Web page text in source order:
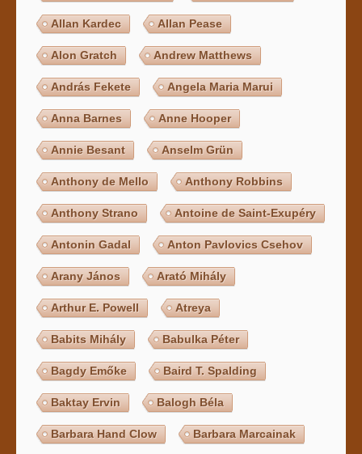
Allan Kardec Allan Pease
Alon Gratch Andrew Matthews
András Fekete Angela Maria Marui
Anna Barnes Anne Hooper
Annie Besant Anselm Grün
Anthony de Mello Anthony Robbins
Anthony Strano Antoine de Saint-Exupéry
Antonin Gadal Anton Pavlovics Csehov
Arany János Arató Mihály
Arthur E. Powell Atreya
Babits Mihály Babulka Péter
Bagdy Emőke Baird T. Spalding
Baktay Ervin Balogh Béla
Barbara Hand Clow Barbara Marcainak